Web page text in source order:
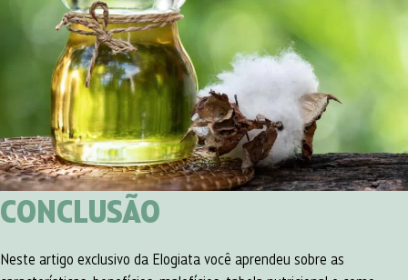
CONCLUSÃO
Neste artigo exclusivo da Elogiata você aprendeu sobre as